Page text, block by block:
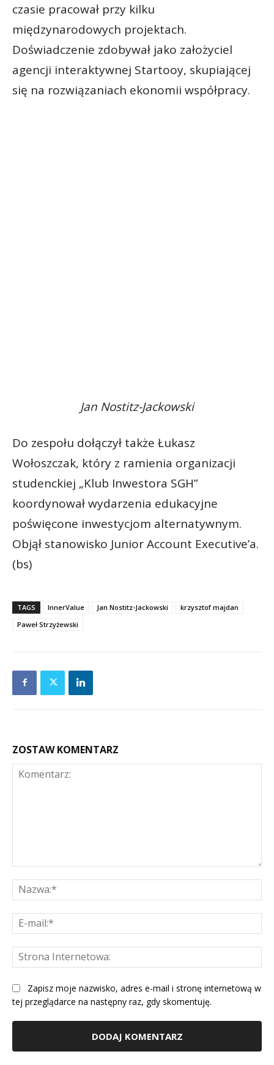
czasie pracował przy kilku
międzynarodowych projektach.
Doświadczenie zdobywał jako założyciel
agencji interaktywnej Startooy, skupiającej
się na rozwiązaniach ekonomii współpracy.
Jan Nostitz-Jackowski
Do zespołu dołączył także Łukasz
Wołoszczak, który z ramienia organizacji
studenckiej „Klub Inwestora SGH”
koordynował wydarzenia edukacyjne
poświęcone inwestycjom alternatywnym.
Objął stanowisko Junior Account Executive’a.
(bs)
TAGS InnerValue Jan Nostitz-Jackowski
krzysztof majdan
Paweł Strzyżewski
ZOSTAW KOMENTARZ
Zapisz moje nazwisko, adres e-mail i stronę internetową w
tej przeglądarce na następny raz, gdy skomentuję.